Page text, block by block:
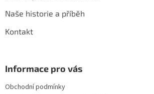
Naše historie a příběh
Kontakt
Informace pro vás
Obchodní podmínky